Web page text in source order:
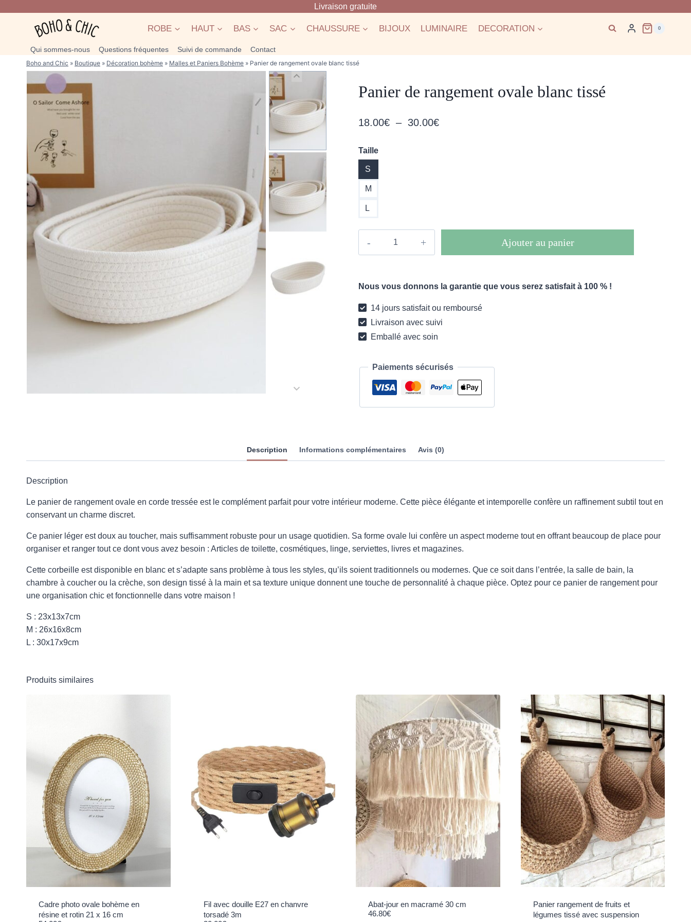
Livraison gratuite
ROBE HAUT BAS SAC CHAUSSURE BIJOUX LUMINAIRE DECORATION 0
Qui sommes-nous Questions fréquentes Suivi de commande Contact
Boho and Chic » Boutique » Décoration bohème » Malles et Paniers Bohème » Panier de rangement ovale blanc tissé
Panier de rangement ovale blanc tissé
18.00€ – 30.00€Plage
Taille
S
M
L
rangement
blanc
tissé
Ajouter au panier
Nous vous donnons la garantie que vous serez satisfait à 100 % !
14 jours satisfait ou remboursé
Livraison avec suivi
Emballé avec soin
Paiements sécurisés
Description Informations complémentaires Avis (0)
Description
Le panier de rangement ovale en corde tressée est le complément parfait pour votre intérieur moderne. Cette pièce élégante et intemporelle confère un raffinement subtil tout en
conservant un charme discret.
Ce panier léger est doux au toucher, mais suffisamment robuste pour un usage quotidien. Sa forme ovale lui confère un aspect moderne tout en offrant beaucoup de place pour
organiser et ranger tout ce dont vous avez besoin : Articles de toilette, cosmétiques, linge, serviettes, livres et magazines.
Cette corbeille est disponible en blanc et s’adapte sans problème à tous les styles, qu’ils soient traditionnels ou modernes. Que ce soit dans l’entrée, la salle de bain, la
chambre à coucher ou la crèche, son design tissé à la main et sa texture unique donnent une touche de personnalité à chaque pièce. Optez pour ce panier de rangement pour
une organisation chic et fonctionnelle dans votre maison !
S : 23x13x7cm
M : 26x16x8cm
L : 30x17x9cm
Produits similaires
Cadre photo ovale bohème en
résine et rotin 21 x 16 cm
Fil avec douille E27 en chanvre
torsadé 3m
Abat-jour en macramé 30 cm
46.80€
Panier rangement de fruits et
légumes tissé avec suspension